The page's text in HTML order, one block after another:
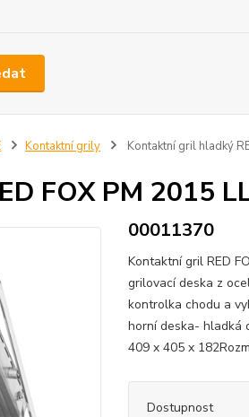
Kontaktní grily Kontaktní gril hladký
FOX PM 2015
00011370
Kontaktní gril RED
grilovací deska z
kontrolka chodu a
horní deska- hladká
409 x 405 x
Dostupnost